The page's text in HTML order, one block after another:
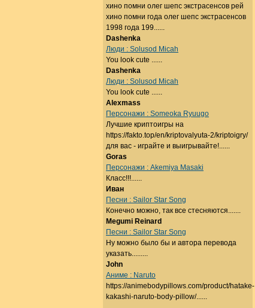
хино помни олег шепс экстрасенсов рей
хино помни года олег шепс экстрасенсов
1998 года 199......
Dashenka
Люди : Solusod Micah
You look cute ......
Dashenka
Люди : Solusod Micah
You look cute ......
Alexmass
Персонажи : Someoka Ryuugo
Лучшие криптоигры на
https://fakto.top/en/kriptovalyuta-2/kriptoigry/
для вас - играйте и выигрывайте!......
Goras
Персонажи : Akemiya Masaki
Класс!!!......
Иван
Песни : Sailor Star Song
Конечно можно, так все стесняются.......
Megumi Reinard
Песни : Sailor Star Song
Ну можно было бы и автора перевода
указать.........
John
Аниме : Naruto
https://animebodypillows.com/product/hatake-
kakashi-naruto-body-pillow/......